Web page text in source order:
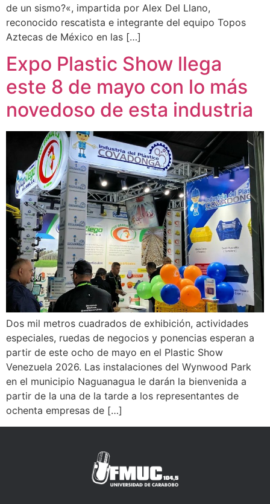
de un sismo?«, impartida por Alex Del Llano,
reconocido rescatista e integrante del equipo Topos
Aztecas de México en las […]
Expo Plastic Show llega
este 8 de mayo con lo más
novedoso de esta industria
Dos mil metros cuadrados de exhibición, actividades
especiales, ruedas de negocios y ponencias esperan a
partir de este ocho de mayo en el Plastic Show
Venezuela 2026. Las instalaciones del Wynwood Park
en el municipio Naguanagua le darán la bienvenida a
partir de la una de la tarde a los representantes de
ochenta empresas de […]